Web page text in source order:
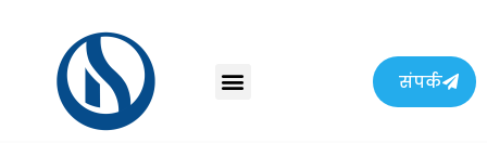
संपर्क